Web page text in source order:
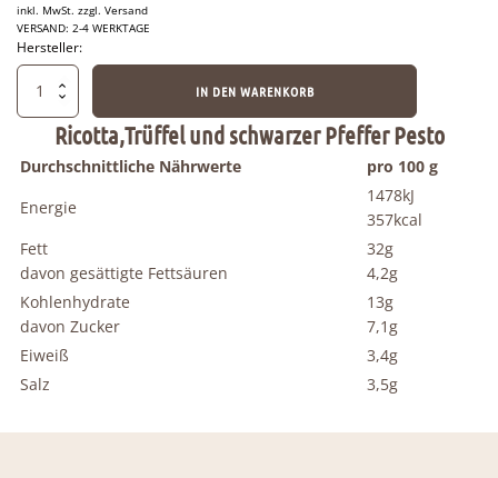
Ricotta,Trüffel und schwarzer Pfeffer Pesto
Durchschnittliche Nährwerte
pro 100 g
Energie
1478kJ
357kcal
Fett
davon gesättigte Fettsäuren
32g
4,2g
Kohlenhydrate
davon Zucker
13g
7,1g
Eiweiß
3,4g
Salz
3,5g
inkl. MwSt. zzgl. Versand
VERSAND: 2-4 WERKTAGE
Hersteller:
Tigullio
Pepe
Käse
Pesto
190g
Menge
IN DEN WARENKORB